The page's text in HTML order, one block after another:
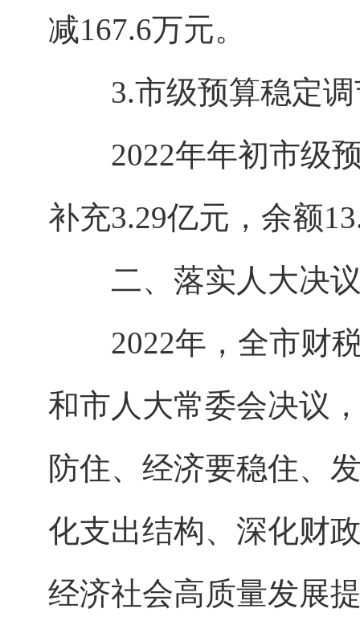
减167.6万元。
3.市级预算稳定调
2022年年初市级预
补充3.29亿元，余额
二、落实人大决议
2022年，全市财税
和市人大常委会决议
防住、经济要稳住、
化支出结构、深化财
经济社会高质量发展